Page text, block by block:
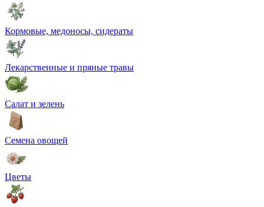
Кормовые, медоносы, сидераты
Лекарственные и пряные травы
Салат и зелень
Семена овощей
Цветы